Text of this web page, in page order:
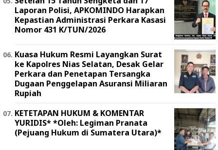
Laporan Polisi, APKOMINDO Harapkan
Kepastian Administrasi Perkara Kasasi
Nomor 431 K/TUN/2026
Kuasa Hukum Resmi Layangkan Surat
ke Kapolres Nias Selatan, Desak Gelar
Perkara dan Penetapan Tersangka
Dugaan Penggelapan Asuransi Miliaran
Rupiah
KETETAPAN HUKUM & KOMENTAR
YURIDIS* *Oleh: Legiman Pranata
(Pejuang Hukum di Sumatera Utara)*